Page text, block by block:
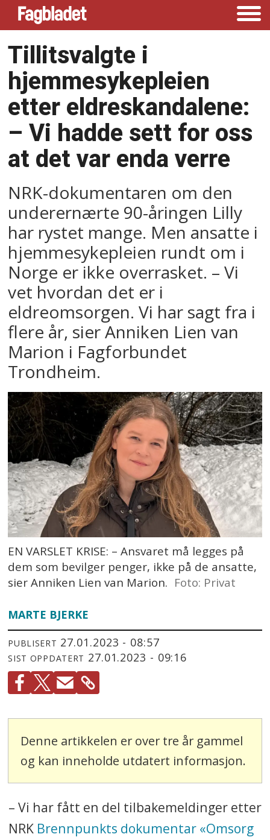
Tillitsvalgte i
hjemmesykepleien
etter eldreskandalene:
–⁠ Vi hadde sett for oss
at det var enda verre
NRK-dokumentaren om den
underernærte 90-åringen Lilly
har rystet mange. Men ansatte i
hjemmesykepleien rundt om i
Norge er ikke overrasket. – Vi
vet hvordan det er i
eldreomsorgen. Vi har sagt fra i
flere år, sier Anniken Lien van
Marion i Fagforbundet
Trondheim.
EN VARSLET KRISE: – Ansvaret må legges på
dem som bevilger penger, ikke på de ansatte,
sier Anniken Lien van Marion. Foto: Privat
MARTE BJERKE
PUBLISERT 27.01.2023 - 08:57
SIST OPPDATERT 27.01.2023 - 09:16
Denne artikkelen er over tre år gammel
og kan inneholde utdatert informasjon.
– Vi har fått en del tilbakemeldinger etter
NRK Brennpunkts dokumentar «Omsorg